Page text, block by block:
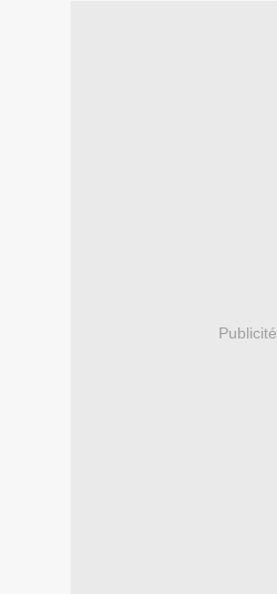
Publicité